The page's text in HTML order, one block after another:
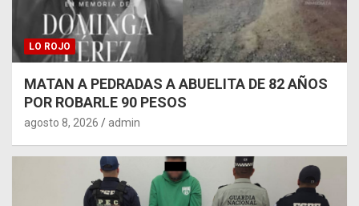
LO ROJO
MATAN A PEDRADAS A ABUELITA DE 82 AÑOS
POR ROBARLE 90 PESOS
agosto 8, 2026 admin